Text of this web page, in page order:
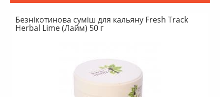
Безнікотинова суміш для кальяну Fresh Track
Herbal Lime (Лайм) 50 г